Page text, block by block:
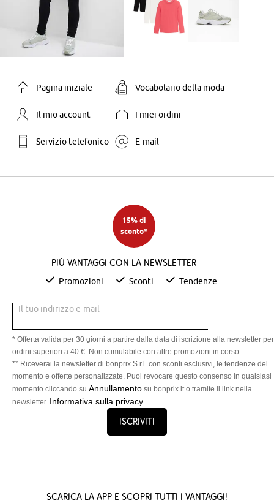
Pagina iniziale Vocabolario della moda
Il mio account I miei ordini
Servizio telefonico E-mail
15% di
sconto*
Più vantaggi con la newsletter
Promozioni Sconti Tendenze
Il tuo indirizzo e-mail
* Offerta valida per 30 giorni a partire dalla data di iscrizione alla newsletter per
ordini superiori a 40 €. Non cumulabile con altre promozioni in corso.
** Riceverai la newsletter di bonprix S.r.l. con sconti esclusivi, le tendenze del
momento e offerte personalizzate. Puoi revocare questo consenso in qualsiasi
momento cliccando su Annullamento su bonprix.it o tramite il link nella
newsletter. Informativa sulla privacy
Iscriviti
Scarica la App e scopri tutti i vantaggi!